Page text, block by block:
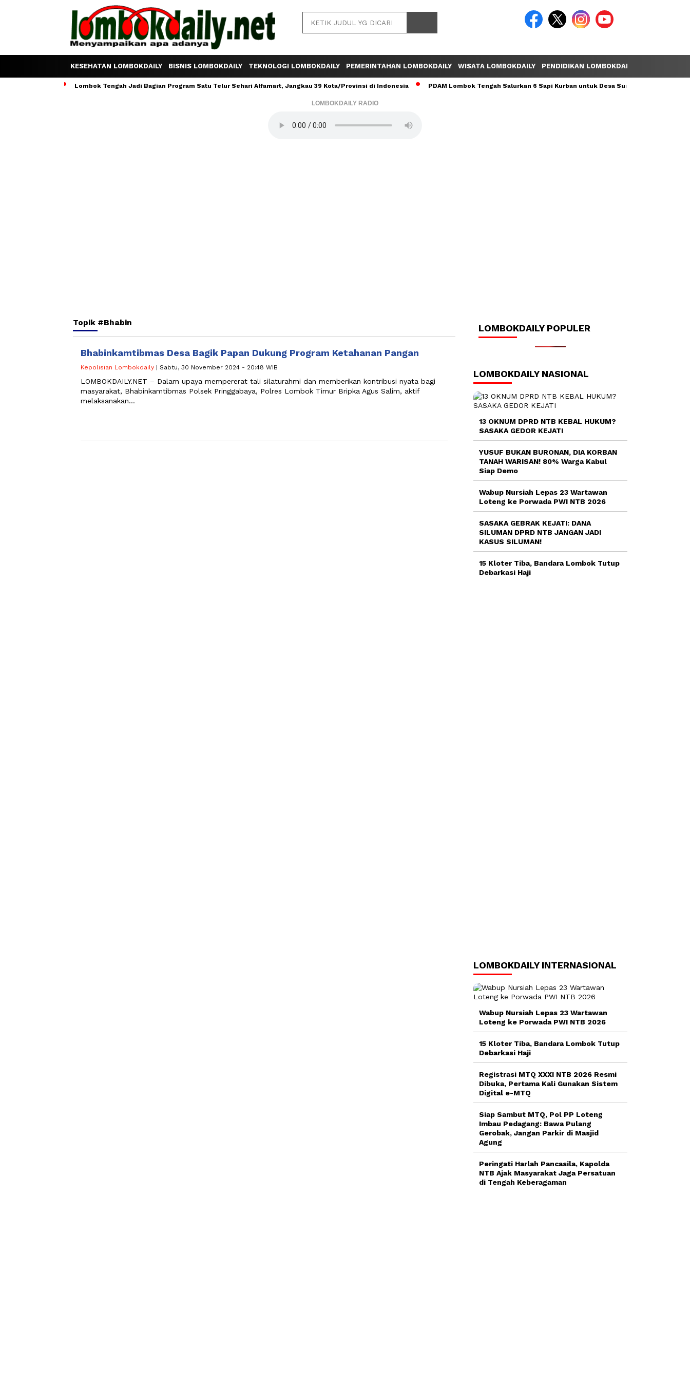
KESEHATAN LOMBOKDAILY BISNIS LOMBOKDAILY TEKNOLOGI LOMBOKDAILY PEMERINTAHAN LOMBOKDAILY WISATA LOMBOKDAILY PENDIDIKAN LOMBOKDAILY
Lombok Tengah Jadi Bagian Program Satu Telur Sehari Alfamart, Jangkau 39 Kota/Provinsi di Indonesia PDAM Lombok Tengah Salurkan 6 Sapi Kurban untuk Desa Sumber Mata Air
LOMBOKDAILY RADIO
Topik #Bhabin
Bhabinkamtibmas Desa Bagik Papan Dukung Program Ketahanan Pangan
Kepolisian Lombokdaily | Sabtu, 30 November 2024 - 20:48 WIB
LOMBOKDAILY.NET – Dalam upaya mempererat tali silaturahmi dan memberikan kontribusi nyata bagi
masyarakat, Bhabinkamtibmas Polsek Pringgabaya, Polres Lombok Timur Bripka Agus Salim, aktif
melaksanakan…
LOMBOKDAILY POPULER
LOMBOKDAILY NASIONAL
13 OKNUM DPRD NTB KEBAL HUKUM?
SASAKA GEDOR KEJATI
YUSUF BUKAN BURONAN, DIA KORBAN
TANAH WARISAN! 80% Warga Kabul
Siap Demo
Wabup Nursiah Lepas 23 Wartawan
Loteng ke Porwada PWI NTB 2026
SASAKA GEBRAK KEJATI: DANA
SILUMAN DPRD NTB JANGAN JADI
KASUS SILUMAN!
15 Kloter Tiba, Bandara Lombok Tutup
Debarkasi Haji
LOMBOKDAILY INTERNASIONAL
Wabup Nursiah Lepas 23 Wartawan
Loteng ke Porwada PWI NTB 2026
15 Kloter Tiba, Bandara Lombok Tutup
Debarkasi Haji
Registrasi MTQ XXXI NTB 2026 Resmi
Dibuka, Pertama Kali Gunakan Sistem
Digital e-MTQ
Siap Sambut MTQ, Pol PP Loteng
Imbau Pedagang: Bawa Pulang
Gerobak, Jangan Parkir di Masjid
Agung
Peringati Harlah Pancasila, Kapolda
NTB Ajak Masyarakat Jaga Persatuan
di Tengah Keberagaman